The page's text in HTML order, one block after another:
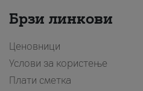
Брзи линкови
Ценовници
Услови за користење
Плати сметка